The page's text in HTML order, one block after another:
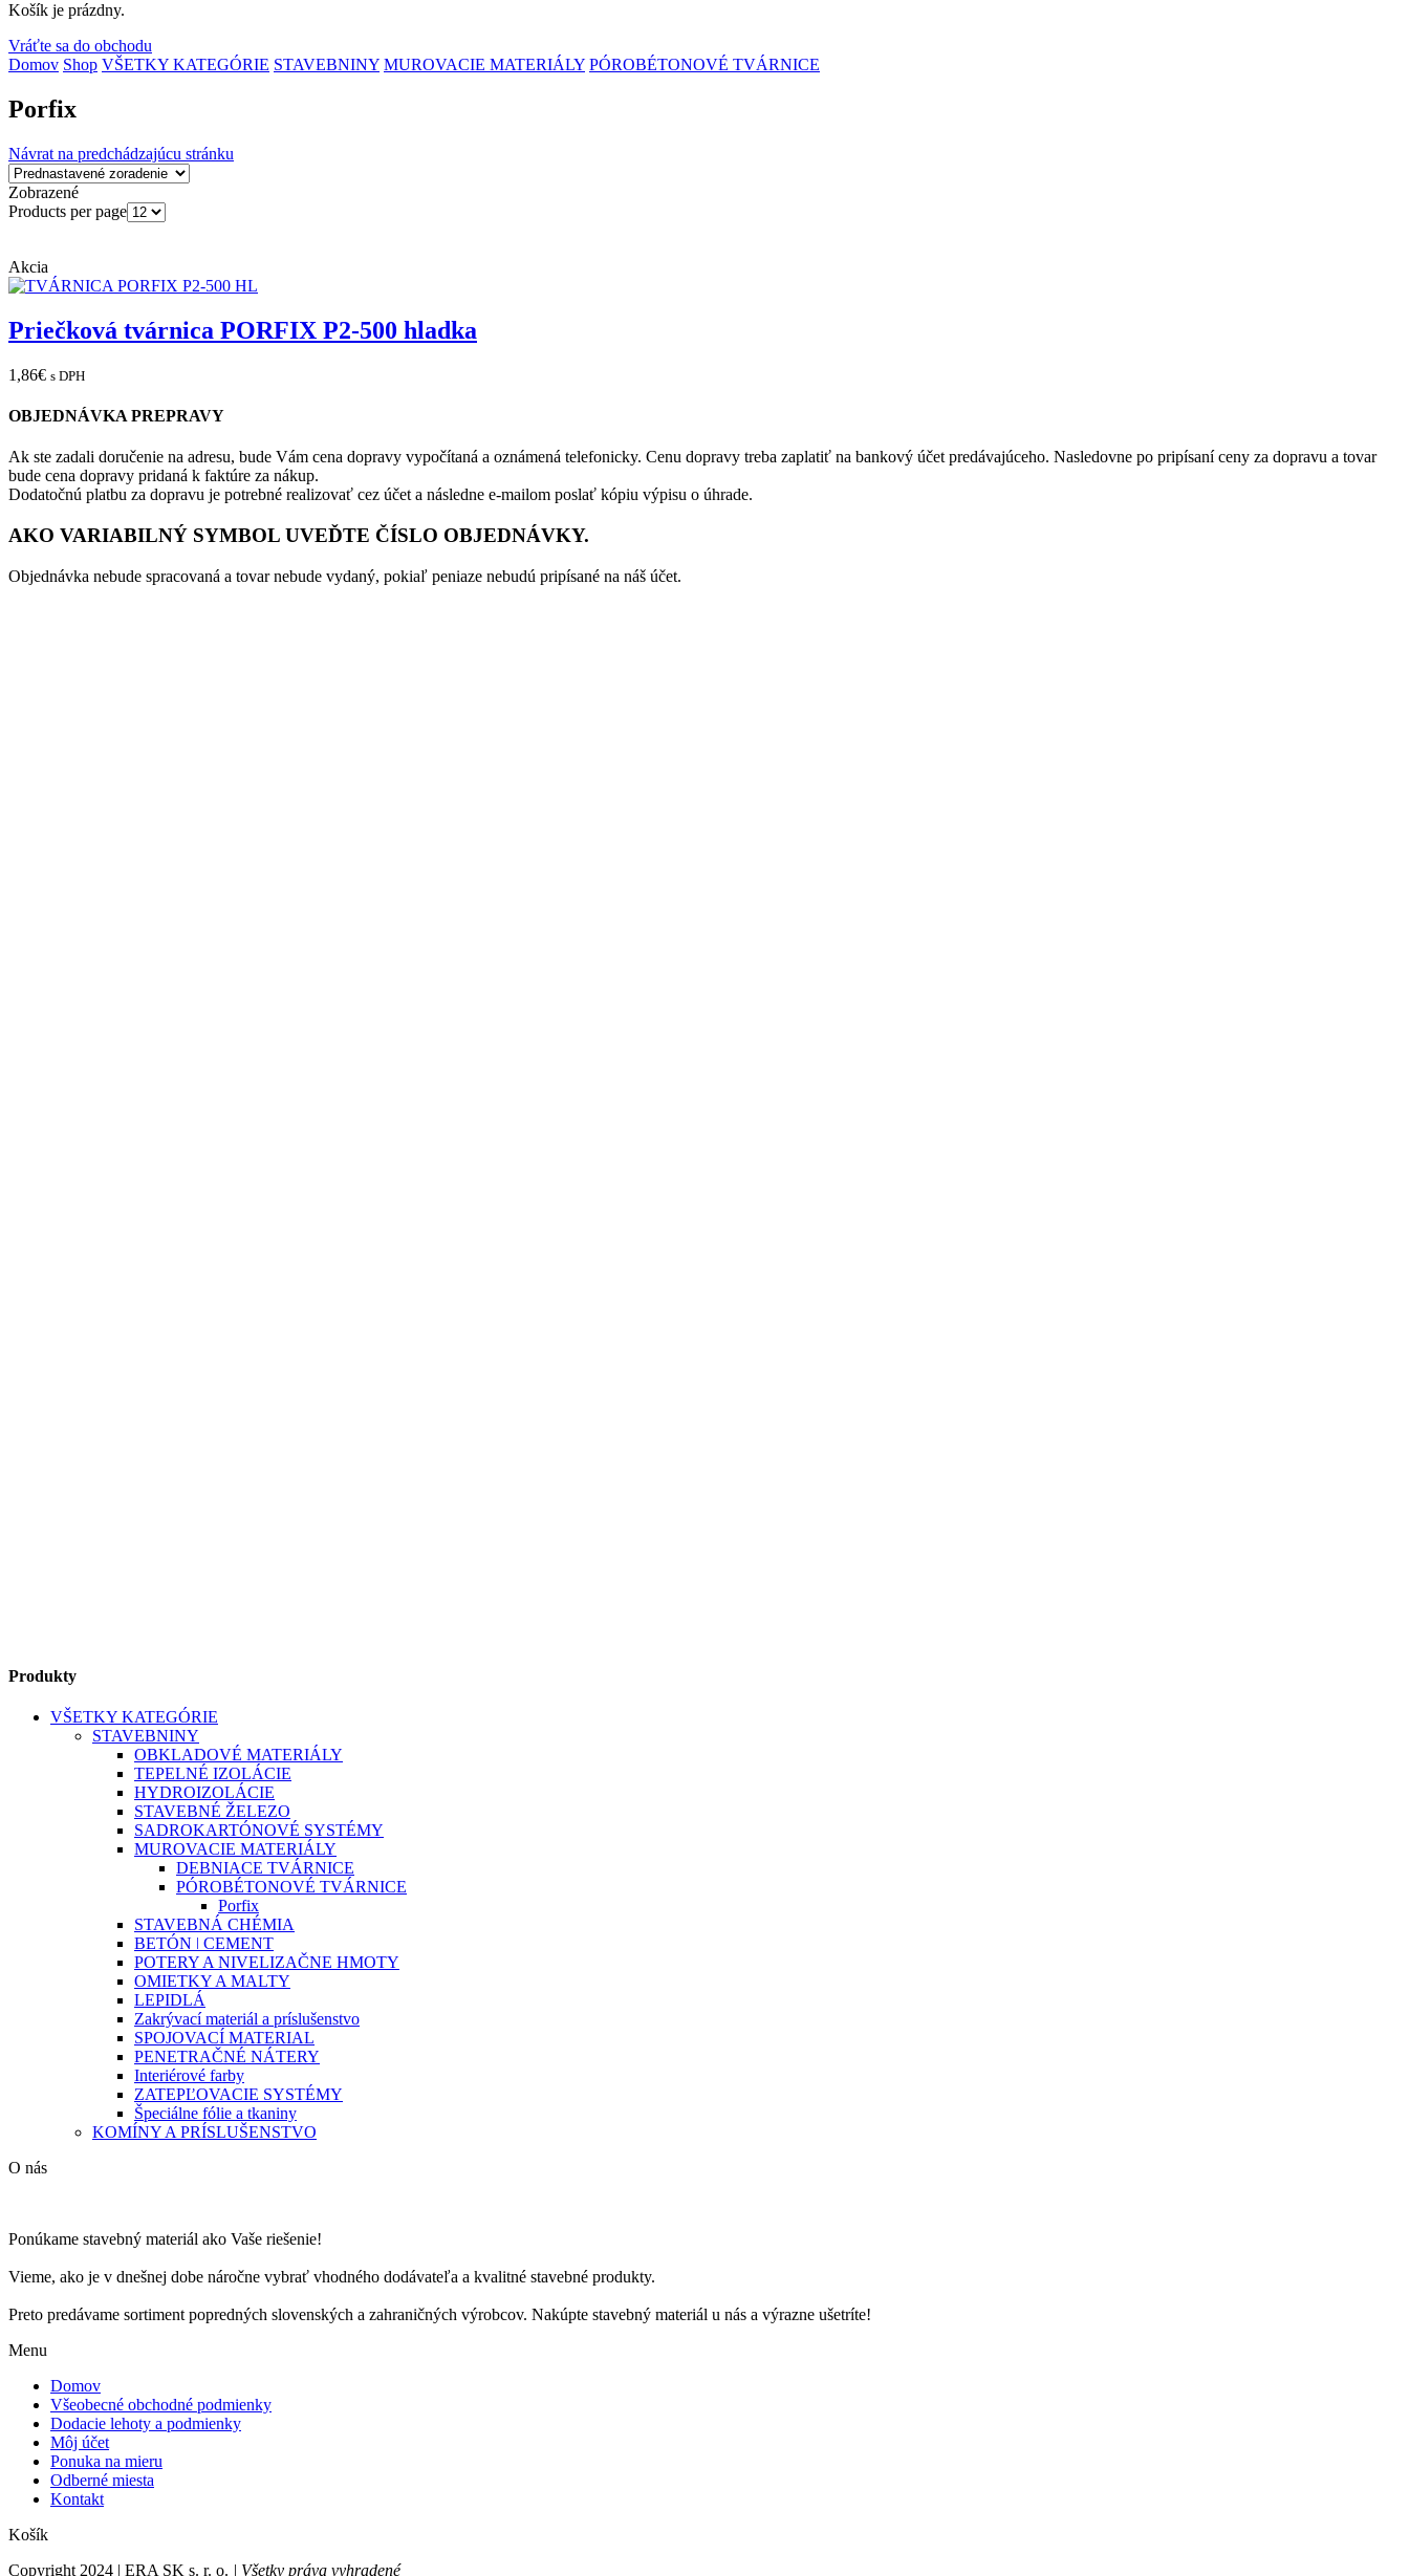
Košík je prázdny.
Vráťte sa do obchodu
Domov Shop VŠETKY KATEGÓRIE STAVEBNINY MUROVACIE MATERIÁLY PÓROBÉTONOVÉ TVÁRNICE
Porfix
Návrat na predchádzajúcu stránku
Zobrazené
Products per page
Akcia
Priečková tvárnica PORFIX P2-500 hladka
1,86€ s DPH
OBJEDNÁVKA PREPRAVY
Ak ste zadali doručenie na adresu, bude Vám cena dopravy vypočítaná a oznámená telefonicky. Cenu dopravy treba zaplatiť na bankový účet predávajúceho. Nasledovne po pripísaní ceny za dopravu a tovar
bude cena dopravy pridaná k faktúre za nákup.
Dodatočnú platbu za dopravu je potrebné realizovať cez účet a následne e-mailom poslať kópiu výpisu o úhrade.
AKO VARIABILNÝ SYMBOL UVEĎTE ČÍSLO OBJEDNÁVKY.
Objednávka nebude spracovaná a tovar nebude vydaný, pokiaľ peniaze nebudú pripísané na náš účet.
Produkty
VŠETKY KATEGÓRIE
STAVEBNINY
OBKLADOVÉ MATERIÁLY
TEPELNÉ IZOLÁCIE
HYDROIZOLÁCIE
STAVEBNÉ ŽELEZO
SADROKARTÓNOVÉ SYSTÉMY
MUROVACIE MATERIÁLY
DEBNIACE TVÁRNICE
PÓROBÉTONOVÉ TVÁRNICE
Porfix
STAVEBNÁ CHÉMIA
BETÓN ǀ CEMENT
POTERY A NIVELIZAČNE HMOTY
OMIETKY A MALTY
LEPIDLÁ
Zakrývací materiál a príslušenstvo
SPOJOVACÍ MATERIAL
PENETRAČNÉ NÁTERY
Interiérové farby
ZATEPĽOVACIE SYSTÉMY
Špeciálne fólie a tkaniny
KOMÍNY A PRÍSLUŠENSTVO
O nás
Ponúkame stavebný materiál ako Vaše riešenie!
Vieme, ako je v dnešnej dobe náročne vybrať vhodného dodávateľa a kvalitné stavebné produkty.
Preto predávame sortiment popredných slovenských a zahraničných výrobcov. Nakúpte stavebný materiál u nás a výrazne ušetríte!
Menu
Domov
Všeobecné obchodné podmienky
Dodacie lehoty a podmienky
Môj účet
Ponuka na mieru
Odberné miesta
Kontakt
Košík
Copyright 2024 | ERA SK s. r. o. | Všetky práva vyhradené